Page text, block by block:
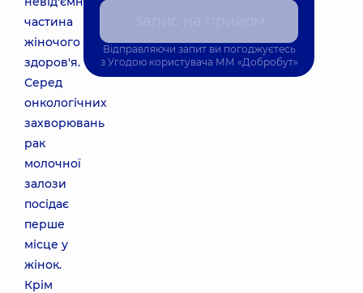
частина
жіночого
здоров'я.
Серед
онкологічних
захворювань
рак
молочної
залози
посідає
перше
місце у
жінок.
Крім
Відправляючи запит ви погоджуєтесь
з Угодою користувача ММ «Добробут»